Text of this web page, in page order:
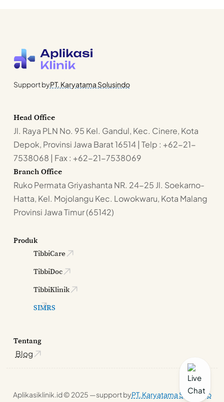
Support byPT. Karyatama Solusindo
Head Office
Jl. Raya PLN No. 95 Kel. Gandul, Kec. Cinere, Kota
Depok, Provinsi Jawa Barat 16514 | Telp : +62-21-
7538068 | Fax : +62-21-7538069
Branch Office
Ruko Permata Griyashanta NR. 24-25 Jl. Soekarno-
Hatta, Kel. Mojolangu Kec. Lowokwaru, Kota Malang
Provinsi Jawa Timur (65142)
Produk
TibbiCare
TibbiDoc
TibbiKlinik
SIMRS
Tentang
Blog
Aplikasiklinik.id © 2025 —support byPT. Karyatama Solusindo